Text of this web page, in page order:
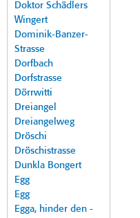
Doktor Schädlers
Wingert
Dominik-Banzer-
Strasse
Dorfbach
Dorfstrasse
Dörrwitti
Dreiangel
Dreiangelweg
Dröschi
Dröschistrasse
Dunkla Bongert
Egg
Egg
Egga, hinder den -